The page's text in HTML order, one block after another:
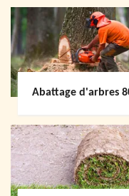
Abattage d'arbres